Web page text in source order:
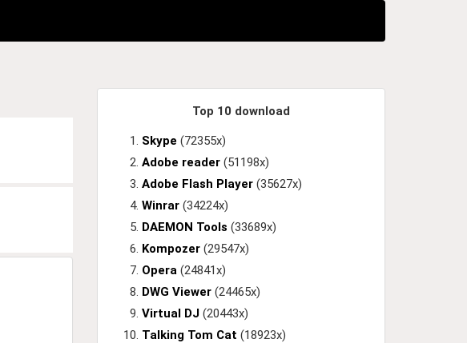
Top 10 download
Skype (72355x)
Adobe reader (51198x)
Adobe Flash Player (35627x)
Winrar (34224x)
DAEMON Tools (33689x)
Kompozer (29547x)
Opera (24841x)
DWG Viewer (24465x)
Virtual DJ (20443x)
Talking Tom Cat (18923x)